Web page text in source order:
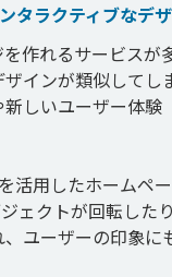
タラクティブなデ
作れるサービスが
インが類似してし
しいユーザー体験
活用したホームペ
ェクトが回転した
ユーザーの印象に